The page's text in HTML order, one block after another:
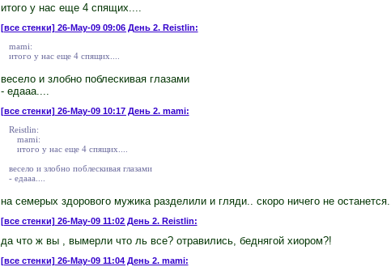
итого у нас еще 4 спящих....
[все стенки] 26-May-09 09:06 День 2. Reistlin:
mami:
итого у нас еще 4 спящих....
весело и злобно поблескивая глазами
- едааа....
[все стенки] 26-May-09 10:17 День 2. mami:
Reistlin:
mami:
итого у нас еще 4 спящих....
весело и злобно поблескивая глазами
- едааа....
на семерых здорового мужика разделили и гляди.. скоро ничего не останется...
[все стенки] 26-May-09 11:02 День 2. Reistlin:
да что ж вы , вымерли что ль все? отравились, беднягой хиором?!
[все стенки] 26-May-09 11:04 День 2. mami: